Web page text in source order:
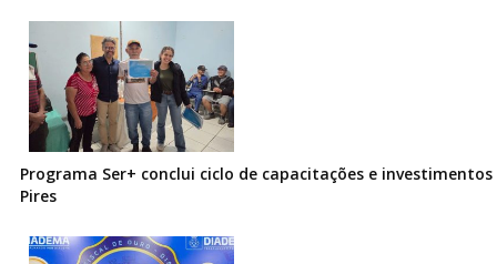
Programa Ser+ conclui ciclo de capacitações e
Pires